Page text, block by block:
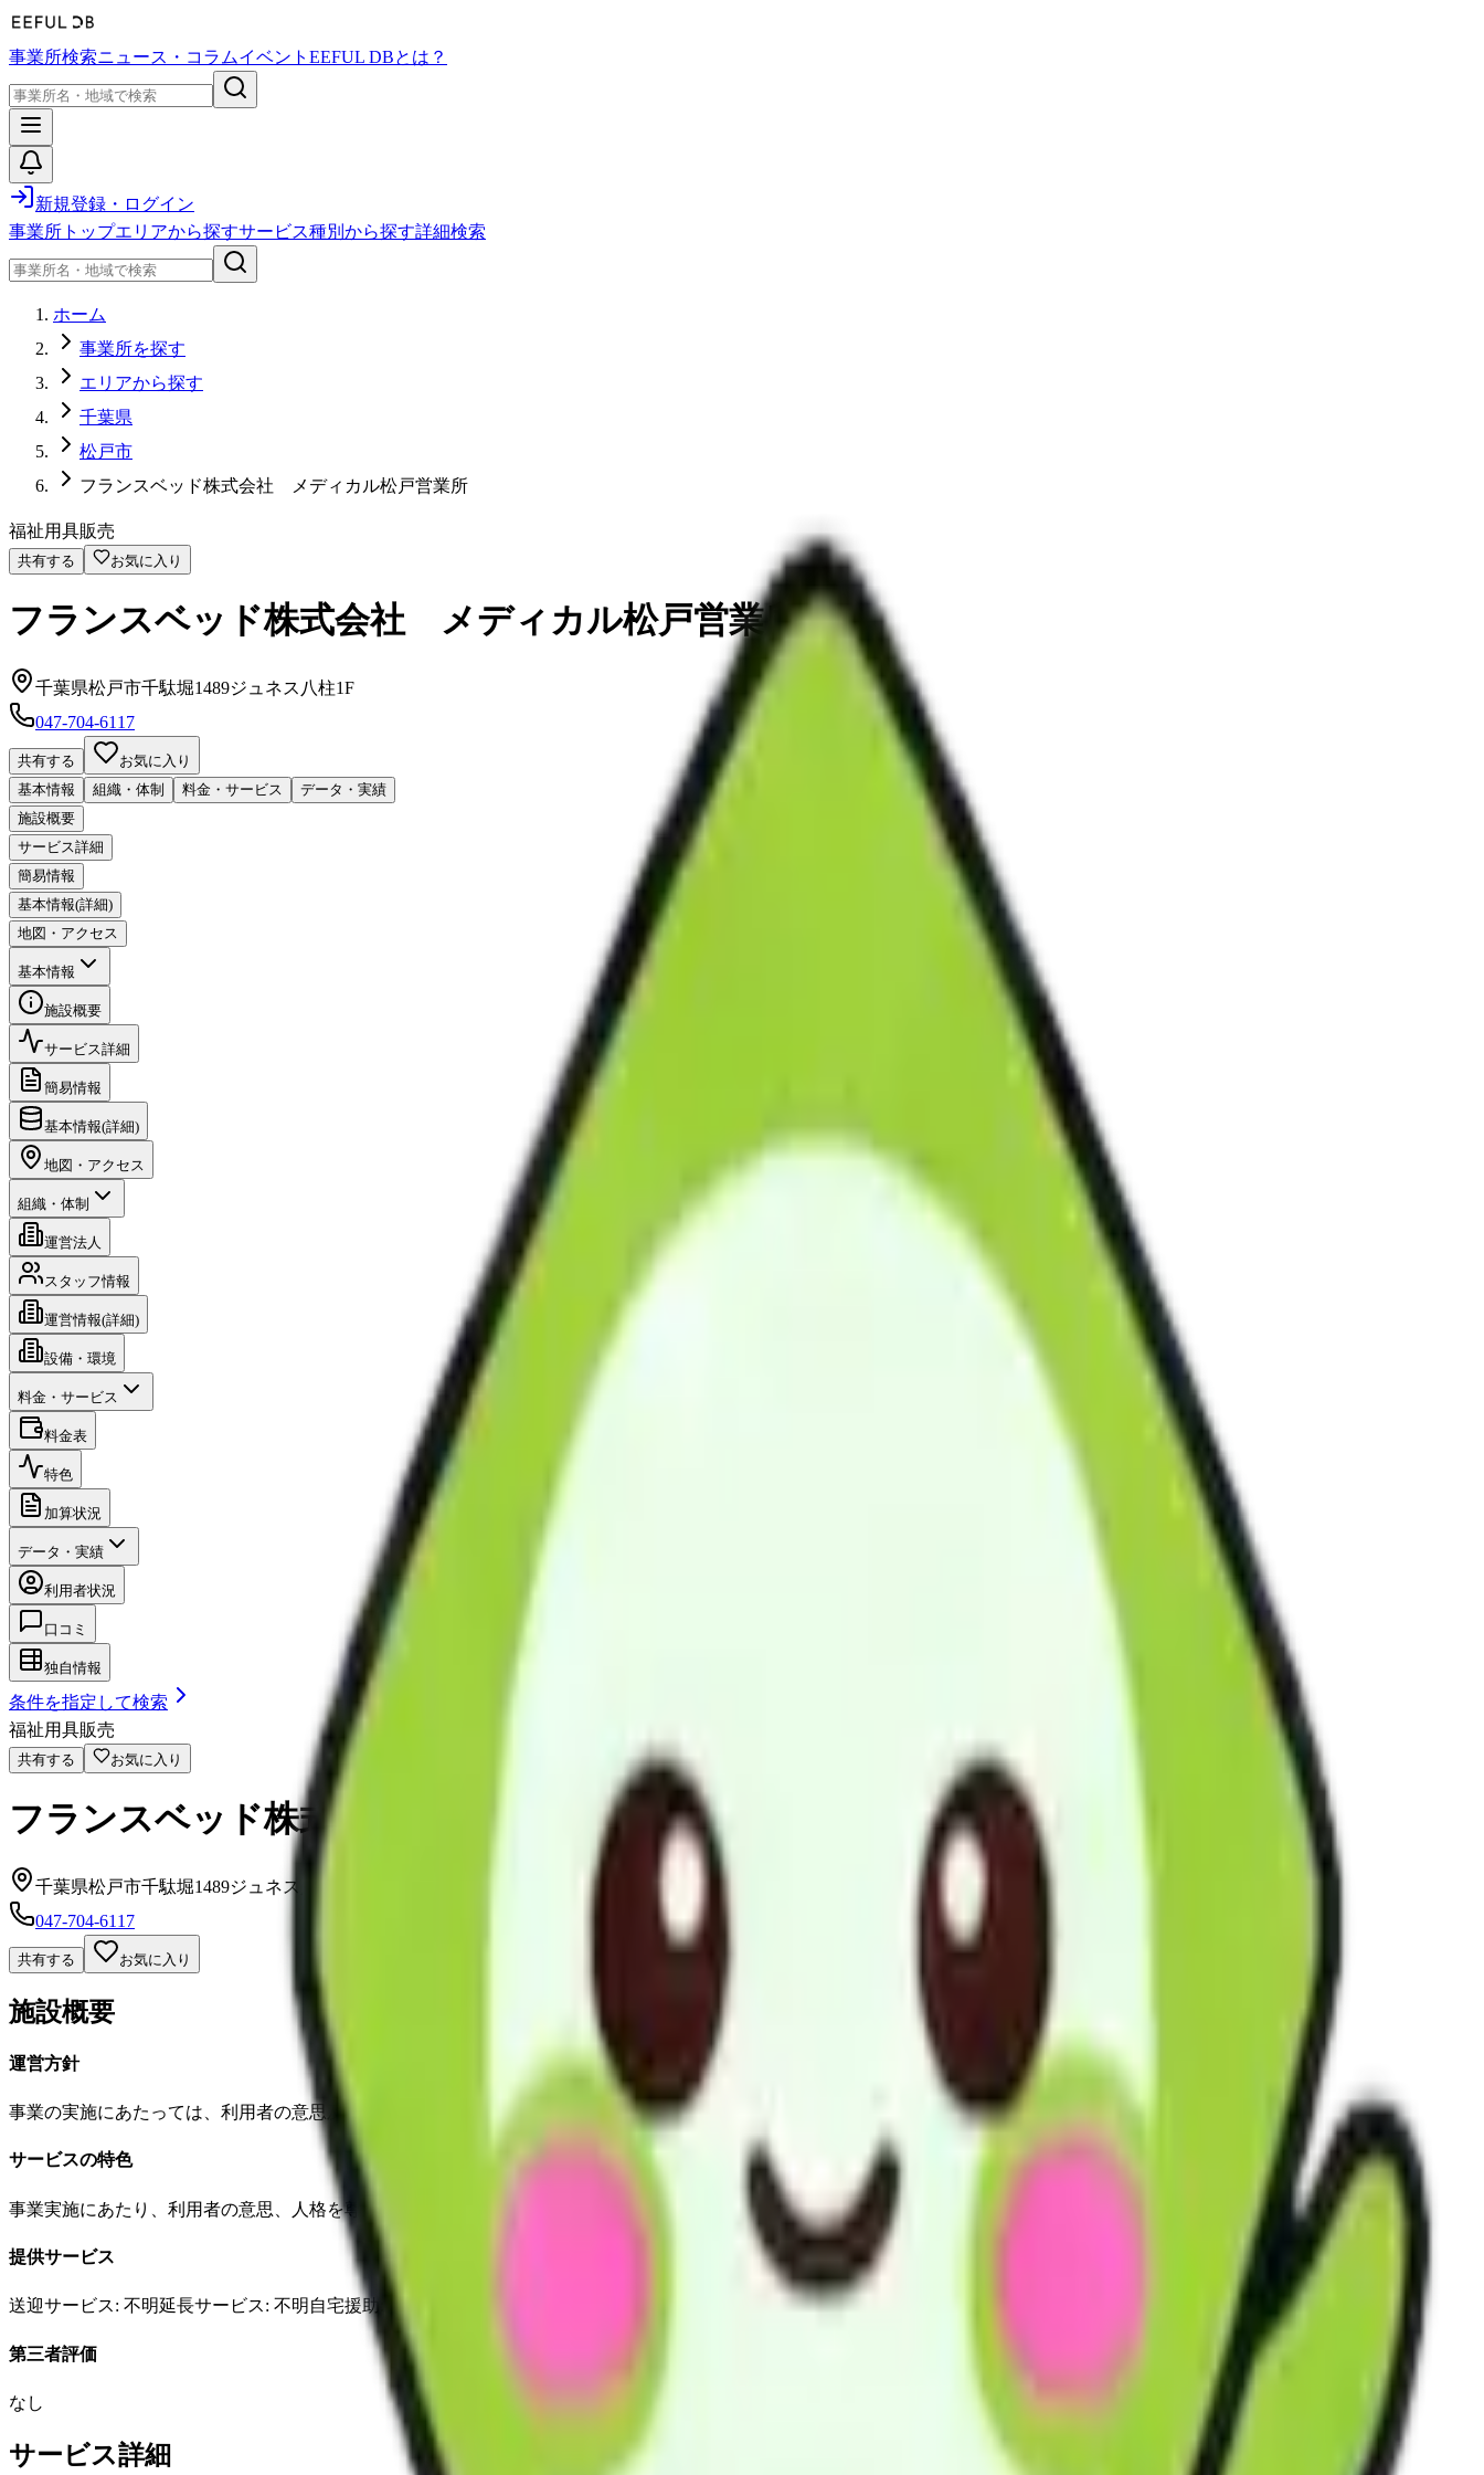
事業所検索ニュース・コラムイベント EEFUL DBとは？
新規登録・ログイン
事業所トップエリアから探すサービス種別から探す詳細検索
ホーム
事業所を探す
エリアから探す
千葉県
松戸市
フランスベッド株式会社 メディカル松戸営業所
福祉用具販売
共有する お気に入り
フランスベッド株式会社 メディカル松戸営業所
千葉県松戸市千駄堀1489ジュネス八柱1F
047-704-6117
共有する
お気に入り
基本情報
組織・体制 料金・サービス
データ・実績
施設概要
サービス詳細
簡易情報
基本情報(詳細)
地図・アクセス
基本情報
施設概要
サービス詳細
簡易情報
基本情報(詳細)
地図・アクセス
組織・体制
運営法人
スタッフ情報
運営情報(詳細)
設備・環境
料金・サービス
料金表
特色
加算状況
データ・実績
利用者状況
口コミ
独自情報
条件を指定して検索
福祉用具販売
共有する お気に入り
フランスベッド株式会社 メディカル松戸営業所
千葉県松戸市千駄堀1489ジュネス八柱1F
047-704-6117
共有する お気に入り
施設概要
運営方針
事業の実施にあたっては、利用者の意思及び人格を尊重して、常に利用者の立場に立ったサービスの提供に努めます。
サービスの特色
事業実施にあたり、利用者の意思、人格を尊重し常に利用者の立場に立ったサービス提供に努めます。
提供サービス
送迎サービス: 不明延長サービス: 不明 自宅援助 : 不明
第三者評価
なし
サービス詳細